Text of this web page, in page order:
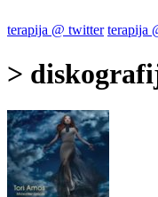
terapija @ twitter terapija
>